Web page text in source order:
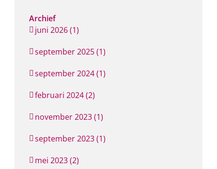
Archief
juni 2026 (1)
september 2025 (1)
september 2024 (1)
februari 2024 (2)
november 2023 (1)
september 2023 (1)
mei 2023 (2)